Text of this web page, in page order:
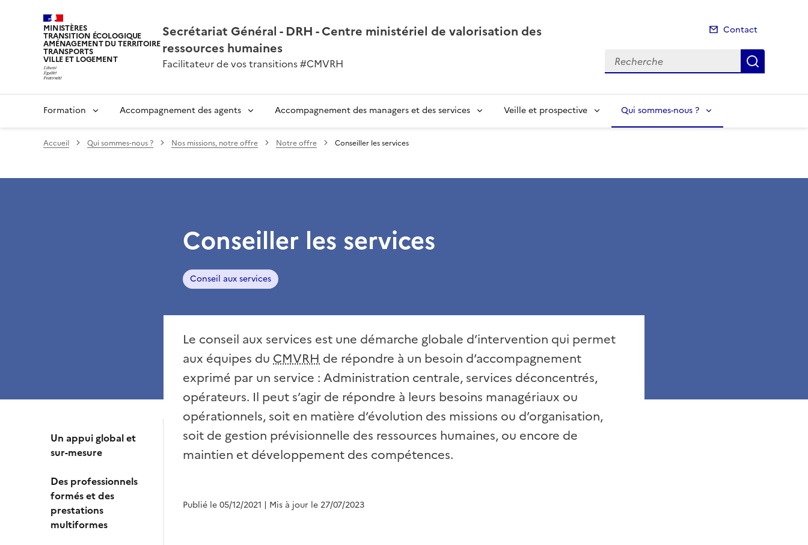
MINISTÈRES
TRANSITION ÉCOLOGIQUE
AMÉNAGEMENT DU TERRITOIRE
TRANSPORTS
VILLE ET LOGEMENT
Secrétariat Général - DRH - Centre ministériel de valorisation des
ressources humaines
Facilitateur de vos transitions #CMVRH
Contact
Recherche
Formation Accompagnement des agents Accompagnement des managers et des services Veille et prospective Qui sommes-nous ?
Accueil Qui sommes-nous ? Nos missions, notre offre Notre offre Conseiller les services
Un appui global et
sur-mesure
Des professionnels
formés et des
prestations
multiformes
Conseiller les services
Conseil aux services
Le conseil aux services est une démarche globale d’intervention qui permet
aux équipes du CMVRH de répondre à un besoin d’accompagnement
exprimé par un service : Administration centrale, services déconcentrés,
opérateurs. Il peut s’agir de répondre à leurs besoins managériaux ou
opérationnels, soit en matière d’évolution des missions ou d’organisation,
soit de gestion prévisionnelle des ressources humaines, ou encore de
maintien et développement des compétences.
Publié le 05/12/2021 | Mis à jour le 27/07/2023